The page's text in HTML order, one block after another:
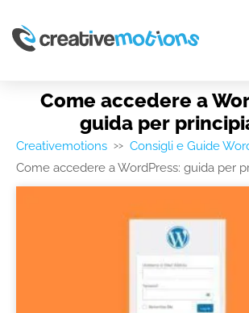
Come accedere a
guida per
Creativemotions >> Consigli e Guide
Come accedere a WordPress: guida per